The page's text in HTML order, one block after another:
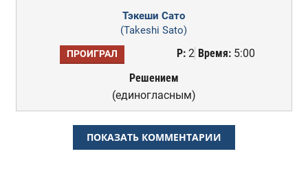
Тэкеши Сато
(Takeshi Sato)
ПРОИГРАЛ Р:2 Время:5:00
Решением
(единогласным)
ПОКАЗАТЬ КОММЕНТАРИИ